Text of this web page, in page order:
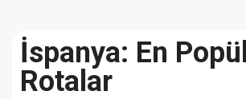
İspanya: En
Rotalar